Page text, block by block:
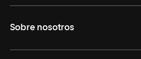
Derecho
Sobre nosotros